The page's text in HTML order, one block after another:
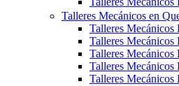
Talleres Mecánicos en
Talleres Mecánicos
Talleres
Talleres Mecánicos
Talleres Mecánicos
Talleres Mecánicos